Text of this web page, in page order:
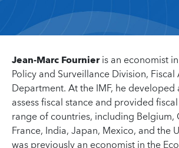
Jean-Marc Fournieris an economist in
Policy and Surveillance Division, Fiscal
Department. At the IMF, he
assess fiscal stance and provided
range of countries, including Belgium,
France, India, Japan, Mexico, and the